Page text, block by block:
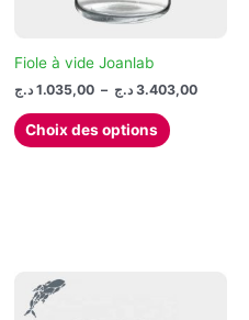
Fiole à vide Joanlab
1.035,00 د.ج – 3.403,00 د.ج
Plage
Choix des options
produit